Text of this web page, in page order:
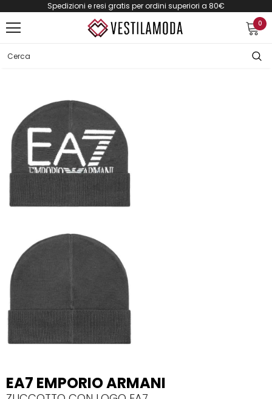
Spedizioni e resi gratis per ordini superiori a 80€
0
EA7 EMPORIO ARMANI